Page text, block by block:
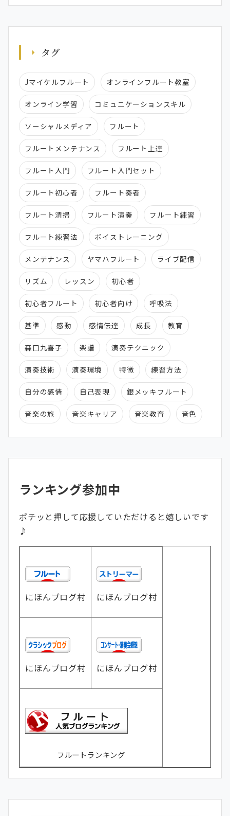
タグ
Jマイケルフルート オンラインフルート教室
オンライン学習 コミュニケーションスキル
ソーシャルメディア フルート
フルートメンテナンス フルート上達
フルート入門 フルート入門セット
フルート初心者 フルート奏者
フルート清掃 フルート演奏 フルート練習
フルート練習法 ボイストレーニング
メンテナンス ヤマハフルート ライブ配信
リズム レッスン 初心者
初心者フルート 初心者向け 呼吸法
基準 感動 感情伝達 成長 教育
森口九喜子 楽譜 演奏テクニック
演奏技術 演奏環境 特徴 練習方法
自分の感情 自己表現 銀メッキフルート
音楽の旅 音楽キャリア 音楽教育 音色
ランキング参加中
ポチッと押して応援していただけると嬉しいです
♪
にほんブログ村 にほんブログ村
にほんブログ村 にほんブログ村
フルートランキング